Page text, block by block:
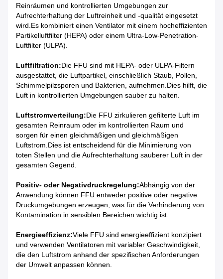
Reinräumen und kontrollierten Umgebungen zur
Aufrechterhaltung der Luftreinheit und -qualität eingesetzt
wird.Es kombiniert einen Ventilator mit einem hocheffizienten
Partikelluftfilter (HEPA) oder einem Ultra-Low-Penetration-
Luftfilter (ULPA).
Luftfiltration:Die FFU sind mit HEPA- oder ULPA-Filtern
ausgestattet, die Luftpartikel, einschließlich Staub, Pollen,
Schimmelpilzsporen und Bakterien, aufnehmen.Dies hilft, die
Luft in kontrollierten Umgebungen sauber zu halten.
Luftstromverteilung:Die FFU zirkulieren gefilterte Luft im
gesamten Reinraum oder im kontrollierten Raum und
sorgen für einen gleichmäßigen und gleichmäßigen
Luftstrom.Dies ist entscheidend für die Minimierung von
toten Stellen und die Aufrechterhaltung sauberer Luft in der
gesamten Gegend.
Positiv- oder Negativdruckregelung:Abhängig von der
Anwendung können FFU entweder positive oder negative
Druckumgebungen erzeugen, was für die Verhinderung von
Kontamination in sensiblen Bereichen wichtig ist.
Energieeffizienz:Viele FFU sind energieeffizient konzipiert
und verwenden Ventilatoren mit variabler Geschwindigkeit,
die den Luftstrom anhand der spezifischen Anforderungen
der Umwelt anpassen können.